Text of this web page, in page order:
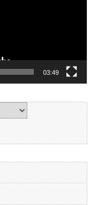
03:49